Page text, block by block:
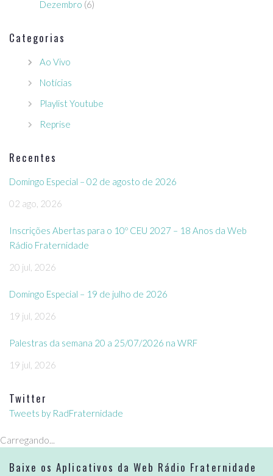
Dezembro (6)
Categorias
Ao Vivo
Notícias
Playlist Youtube
Reprise
Recentes
Domingo Especial – 02 de agosto de 2026
02 ago, 2026
Inscrições Abertas para o 10º CEU 2027 – 18 Anos da Web
Rádio Fraternidade
20 jul, 2026
Domingo Especial – 19 de julho de 2026
19 jul, 2026
Palestras da semana 20 a 25/07/2026 na WRF
19 jul, 2026
Twitter
Tweets by RadFraternidade
Carregando...
Baixe os Aplicativos da Web Rádio Fraternidade